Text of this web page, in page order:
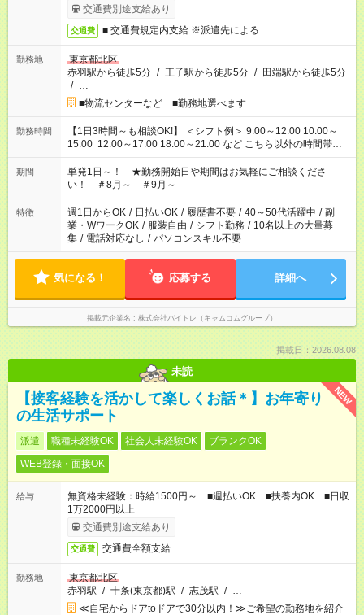
交通費別途支給あり
交通費 ■ 交通費規定内支給 ※派遣先による
勤務地
東京都北区
赤羽駅から徒歩5分 / 王子駅から徒歩5分 / 田端駅から徒歩5分
/ …
■物流センターなど ■勤務地選べます
勤務時間
【1日3時間～も相談OK!】 ＜シフト例＞ 9:00～12:00 10:00～
15:00 12:00～17:00 18:00～21:00 など こちら以外の時間帯も
お気軽にご相談ください！
期間
単発1日～！ ★勤務開始日や期間はお気軽にご相談くださ
い！ ＃8月～ ＃9月～
特徴 週1日からOK / 日払いOK / 履歴書不要 / 40～50代活躍中 / 副
業・WワークOK / 服装自由 / シフト勤務 / 10名以上の大量募
集 / 電話対応なし / パソコンスキル不要
気になる！ 応募する 詳細へ
掲載元企業名 株式会社バイトレ（キャムコムグループ）
掲載日：2026.08.08
未読
NEW
【接客経験を活かして楽しくお話＊】お年寄り
の生活サポート
派遣 職種未経験OK 社会人未経験OK
ブランクOK
WEB登録・面接OK
給与
無資格未経験：時給1500円～ ■週払いOK ■扶養内OK ■日収
1万2000円以上
交通費別途支給あり
交通費 交通費全額支給
勤務地
東京都北区
赤羽駅 / 十条(東京都)駅 / 志茂駅 / …
≪自宅からドアtoドアで30分以内！≫ご希望の勤務地を紹介